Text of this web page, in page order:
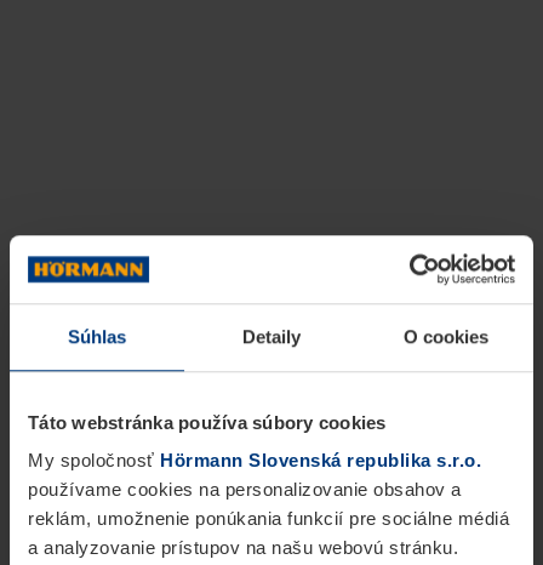
Súhlas Detaily O cookies
Táto webstránka používa súbory cookies
My spoločnosť Hörmann Slovenská republika s.r.o.
používame cookies na personalizovanie obsahov a
reklám, umožnenie ponúkania funkcií pre sociálne médiá
a analyzovanie prístupov na našu webovú stránku.